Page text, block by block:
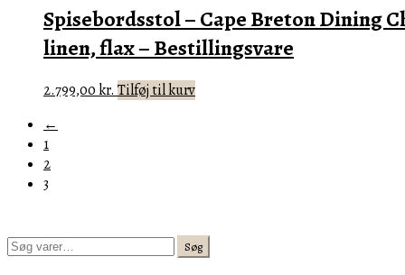
Spisebordsstol – Cape Breton Dining
linen, flax – Bestillingsvare
2.799,00kr. Tilføj til kurv
←
1
2
3
Søg
Søg